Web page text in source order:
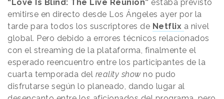
“Love Is Blind: The Live Reunion” estaba previsto
emitirse en directo desde Los Ángeles ayer por la
tarde para todos los suscriptores de Netflix a nivel
global. Pero debido a errores técnicos relacionados
con el streaming de la plataforma, finalmente el
esperado reencuentro entre los participantes de la
cuarta temporada del reality show no pudo
disfrutarse según lo planeado, dando lugar al